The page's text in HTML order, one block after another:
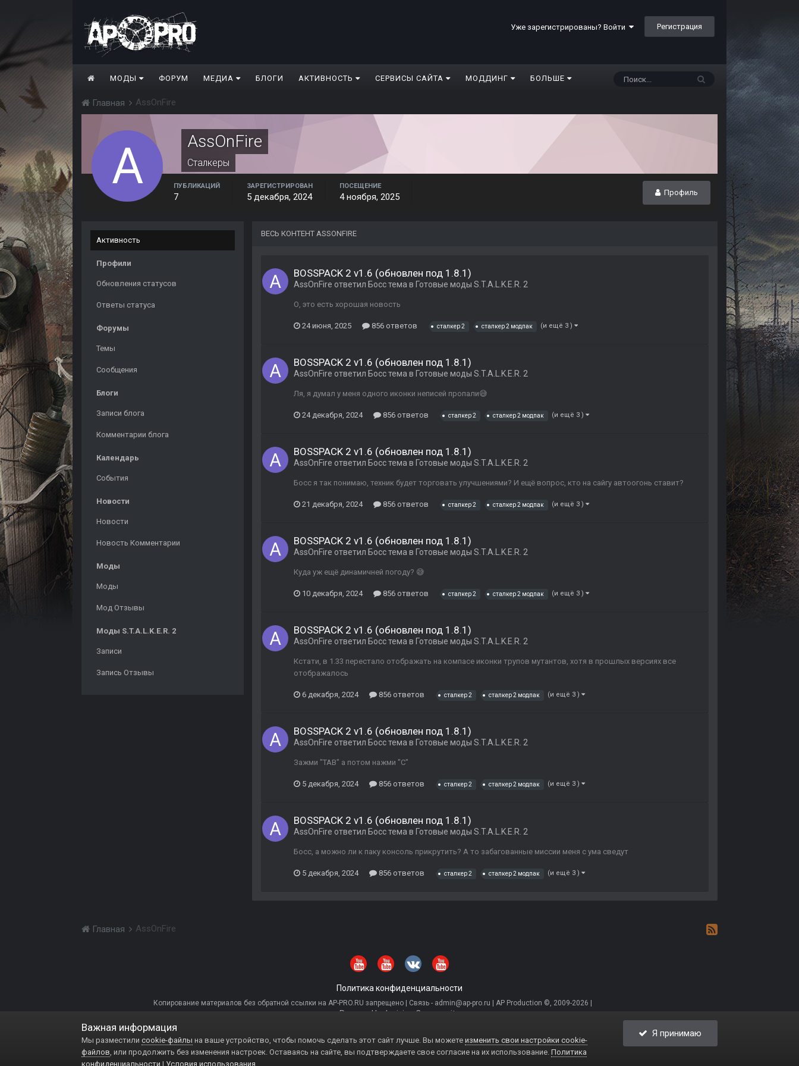
Уже зарегистрированы? Войти Регистрация
МОДЫ ФОРУМ МЕДИА БЛОГИ АКТИВНОСТЬ СЕРВИСЫ САЙТА МОДДИНГ БОЛЬШЕ
Главная AssOnFire
AssOnFire
Сталкеры
Профиль
ПУБЛИКАЦИЙ
7
ЗАРЕГИСТРИРОВАН
5 декабря, 2024
ПОСЕЩЕНИЕ
4 ноября, 2025
Активность
Профили
Обновления статусов
Ответы статуса
Форумы
Темы
Сообщения
Блоги
Записи блога
Комментарии блога
Календарь
События
Новости
Новости
Новость Комментарии
Моды
Моды
Мод Отзывы
Моды S.T.A.L.K.E.R. 2
Записи
Запись Отзывы
ВЕСЬ КОНТЕНТ ASSONFIRE
BOSSPACK 2 v1.6 (обновлен под 1.8.1)
AssOnFire ответил Босстема в Готовые моды S.T.A.L.K.E.R. 2
О, это есть хорошая новость
24 июня, 2025 856 ответов сталкер 2 сталкер 2 модпак (и ещё 3 )
BOSSPACK 2 v1.6 (обновлен под 1.8.1)
AssOnFire ответил Босстема в Готовые моды S.T.A.L.K.E.R. 2
Ля, я думал у меня одного иконки неписей пропали😅
24 декабря, 2024 856 ответов сталкер 2 сталкер 2 модпак (и ещё 3 )
BOSSPACK 2 v1.6 (обновлен под 1.8.1)
AssOnFire ответил Босстема в Готовые моды S.T.A.L.K.E.R. 2
Босс я так понимаю, техник будет торговать улучшениями? И ещё вопрос, кто на сайгу автоогонь ставит?
21 декабря, 2024 856 ответов сталкер 2 сталкер 2 модпак (и ещё 3 )
BOSSPACK 2 v1.6 (обновлен под 1.8.1)
AssOnFire ответил Босстема в Готовые моды S.T.A.L.K.E.R. 2
Куда уж ещё динамичней погоду? 😅
10 декабря, 2024 856 ответов сталкер 2 сталкер 2 модпак (и ещё 3 )
BOSSPACK 2 v1.6 (обновлен под 1.8.1)
AssOnFire ответил Босстема в Готовые моды S.T.A.L.K.E.R. 2
Кстати, в 1.33 перестало отображать на компасе иконки трупов мутантов, хотя в прошлых версиях все
отображалось
6 декабря, 2024 856 ответов сталкер 2 сталкер 2 модпак (и ещё 3 )
BOSSPACK 2 v1.6 (обновлен под 1.8.1)
AssOnFire ответил Босстема в Готовые моды S.T.A.L.K.E.R. 2
Зажми "TAB" а потом нажми "С"
5 декабря, 2024 856 ответов сталкер 2 сталкер 2 модпак (и ещё 3 )
BOSSPACK 2 v1.6 (обновлен под 1.8.1)
AssOnFire ответил Босстема в Готовые моды S.T.A.L.K.E.R. 2
Босс, а можно ли к паку консоль прикрутить? А то забагованные миссии меня с ума сведут
5 декабря, 2024 856 ответов сталкер 2 сталкер 2 модпак (и ещё 3 )
Главная AssOnFire
Политика конфиденциальности
Копирование материалов без обратной ссылки на AP-PRO.RU запрещено | Связь - admin@ap-pro.ru | AP Production ©, 2009-2026 |
Powered by Invision Community
Важная информация
Мы разместили cookie-файлы на ваше устройство, чтобы помочь сделать этот сайт лучше. Вы можете изменить свои настройки cookie-
файлов, или продолжить без изменения настроек. Оставаясь на сайте, вы подтверждаете свое согласие на их использование. Политика
конфиденциальности | Условия использования
Я принимаю